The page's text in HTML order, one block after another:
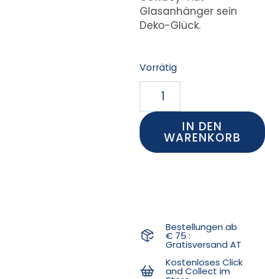
Glasanhänger sein
Deko-Glück.
Vorrätig
IN DEN
WARENKORB
Bestellungen ab
€ 75 :
Gratisversand AT
Kostenloses Click
and Collect im